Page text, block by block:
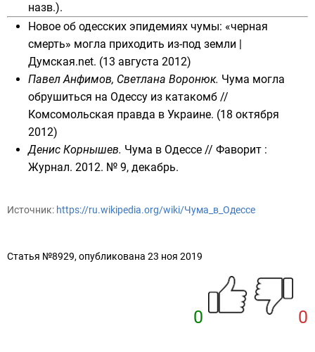
назв.).
Новое об одесских эпидемиях чумы: «черная
смерть» могла приходить из-под земли |
Думская.net. (13 августа 2012)
Павел Анфимов, Светлана Воронюк. Чума могла
обрушиться на Одессу из катакомб //
Комсомольская правда в Украине. (18 октября
2012)
Денис Корнышев. Чума в Одессе // Фаворит :
Журнал. 2012. № 9, декабрь.
Источник: https://ru.wikipedia.org/wiki/Чума_в_Одессе
Статья №8929, опубликована 23 ноя 2019
0 0